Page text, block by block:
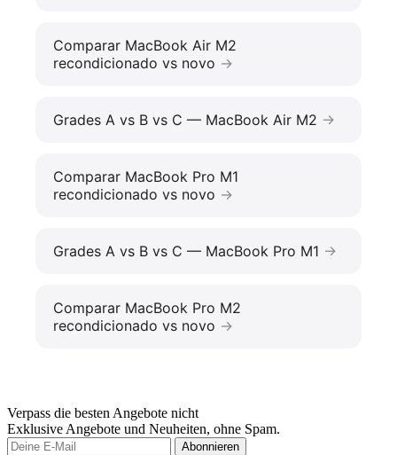
Comparar MacBook Air M2
recondicionado vs novo
Grades A vs B vs C — MacBook Air M2
Comparar MacBook Pro M1
recondicionado vs novo
Grades A vs B vs C — MacBook Pro M1
Comparar MacBook Pro M2
recondicionado vs novo
Verpass die besten Angebote nicht
Exklusive Angebote und Neuheiten, ohne Spam.
Abonnieren